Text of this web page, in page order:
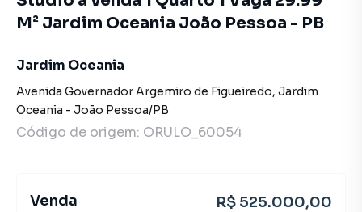
M² Jardim Oceania João Pessoa - PB
Jardim Oceania
Avenida Governador Argemiro de Figueiredo, Jardim
Oceania - João Pessoa/PB
Código de origem: ORULO_60054
Venda R$ 525.000,00